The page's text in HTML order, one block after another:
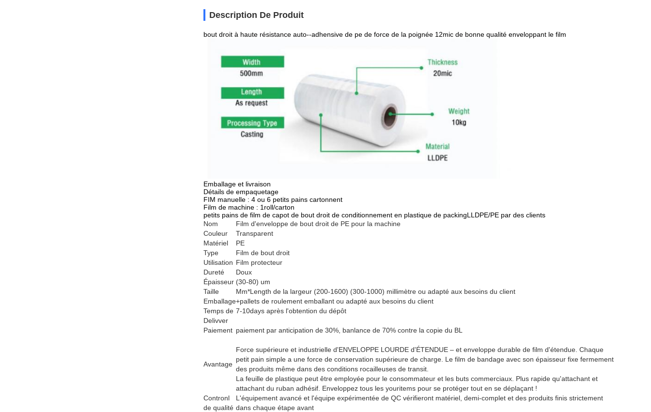
Description De Produit
bout droit à haute résistance auto--adhensive de pe de force de la poignée 12mic de bonne qualité enveloppant le film
Emballage et livraison
Détails de empaquetage
FIM manuelle : 4 ou 6 petits pains cartonnent
Film de machine : 1roll/carton
petits pains de film de capot de bout droit de conditionnement en plastique de packingLLDPE/PE par des clients
Nom
Film d'enveloppe de bout droit de PE pour la machine
Couleur
Transparent
Matériel
PE
Type
Film de bout droit
Utilisation Film protecteur
Dureté
Doux
Épaisseur (30-80) um
Taille
Mm*Length de la largeur (200-1600) (300-1000) millimètre ou adapté aux besoins du client
Emballage+pallets de roulement emballant ou adapté aux besoins du client
Temps de
Delivver
7-10days après l'obtention du dépôt
Paiement paiement par anticipation de 30%, banlance de 70% contre la copie du BL
Avantage
Force supérieure et industrielle d'ENVELOPPE LOURDE d'ÉTENDUE – et enveloppe durable de film d'étendue. Chaque
petit pain simple a une force de conservation supérieure de charge. Le film de bandage avec son épaisseur fixe fermement
des produits même dans des conditions rocailleuses de transit.
La feuille de plastique peut être employée pour le consommateur et les buts commerciaux. Plus rapide qu'attachant et
attachant du ruban adhésif. Enveloppez tous les youritems pour se protéger tout en se déplaçant !
Contronl
de qualité
L'équipement avancé et l'équipe expérimentée de QC vérifieront matériel, demi-complet et des produits finis strictement
dans chaque étape avant